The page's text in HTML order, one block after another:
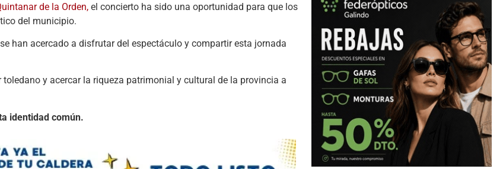
de la Orden, el concierto ha sido una oportunidad para que los
del municipio.
han acercado a disfrutar del espectáculo y compartir esta jornada
y acercar la riqueza patrimonial y cultural de la provincia a
identidad común.